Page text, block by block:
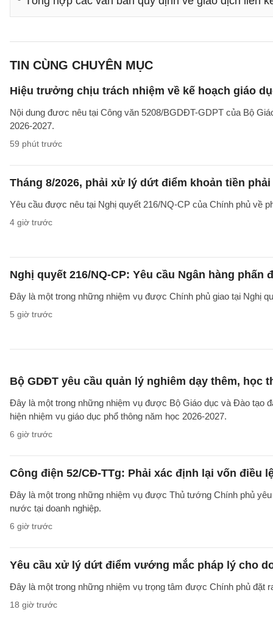
TIN CÙNG CHUYÊN MỤC
Hiệu trưởng chịu trách nhiệm về kế hoạch giáo
Nội dung đươc nêu tại Công văn 5208/BGDĐT-GDPT của Bộ
2026-2027.
59 phút trước
Tháng 8/2026, phải xử lý dứt điểm khoản tiền
Yêu cầu được nêu tại Nghị quyết 216/NQ-CP của Chính phủ về
4 giờ trước
Nghị quyết 216/NQ-CP: Yêu cầu Ngân hàng phấn
Đây là một trong những nhiệm vụ được Chính phủ giao tại Nghị
5 giờ trước
Bộ GDĐT yêu cầu quản lý nghiêm dạy thêm, học
Đây là một trong những nhiệm vụ được Bộ Giáo dục và Đào tạo
hiện nhiệm vụ giáo dục phổ thông năm học 2026-2027.
6 giờ trước
Công điện 52/CĐ-TTg: Phải xác định lại vốn điều
Đây là một trong những nhiệm vụ được Thủ tướng Chính phủ
nước tại doanh nghiệp.
6 giờ trước
Yêu cầu xử lý dứt điểm vướng mắc pháp lý cho
Đây là một trong những nhiệm vụ trọng tâm được Chính phủ đặt
18 giờ trước